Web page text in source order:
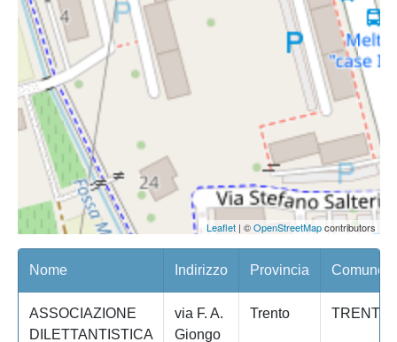
Leaflet| ©OpenStreetMapcontributors
Nome Indirizzo Provincia Comune/
ASSOCIAZIONE
DILETTANTISTICA
via F. A.
Giongo
Trento TRENTO